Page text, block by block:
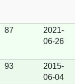
87
2021-
06-26
93
2015-
06-04